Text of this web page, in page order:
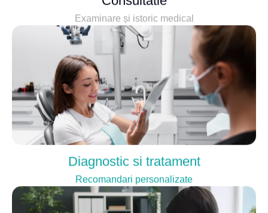
Examinare și istoric medical
Diagnostic si tratament
Recomandari personalizate